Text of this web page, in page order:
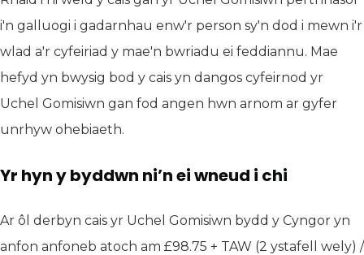
i'n galluogi i gadarnhau enw'r person sy'n dod i mewn i'r
wlad a'r cyfeiriad y mae'n bwriadu ei feddiannu. Mae
hefyd yn bwysig bod y cais yn dangos cyfeirnod yr
Uchel Gomisiwn gan fod angen hwn arnom ar gyfer
unrhyw ohebiaeth.
Yr hyn y byddwn ni’n ei wneud i chi
Ar ôl derbyn cais yr Uchel Gomisiwn bydd y Cyngor yn
anfon anfoneb atoch am £98.75 + TAW (2 ystafell wely) /